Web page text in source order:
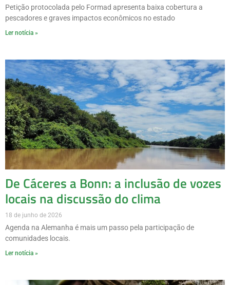
Petição protocolada pelo Formad apresenta baixa cobertura a
pescadores e graves impactos econômicos no estado
Ler notícia »
De Cáceres a Bonn: a inclusão de vozes
locais na discussão do clima
18 de junho de 2026
Agenda na Alemanha é mais um passo pela participação de
comunidades locais.
Ler notícia »